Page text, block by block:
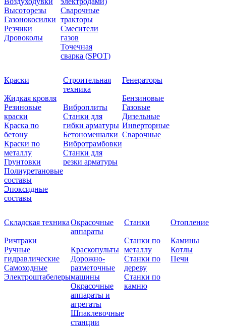
Высоторезы
Газонокосилки
Резчики
Дровоколы
Сварочные
тракторы
Смесители
газов
Точечная
сварка (SPOT)
Краски
Жидкая кровля
Резиновые
краски
Краска по
бетону
Краски по
металлу
Грунтовки
Полиуретановые
составы
Эпоксидные
составы
Строительная
техника
Виброплиты
Станки для
гибки арматуры
Бетономешалки
Вибротрамбовки
Станки для
резки арматуры
Генераторы
Бензиновые
Газовые
Дизельные
Инверторные
Сварочные
Складская техника
Ричтраки
Ручные
гидравлические
Самоходные
Электроштабелеры
Окрасочные
аппараты
Краскопульты
Дорожно-
разметочные
машины
Окрасочные
аппараты и
агрегаты
Шпаклевочные
станции
Станки
Станки по
металлу
Станки по
дереву
Станки по
камню
Отопление
Камины
Котлы
Печи